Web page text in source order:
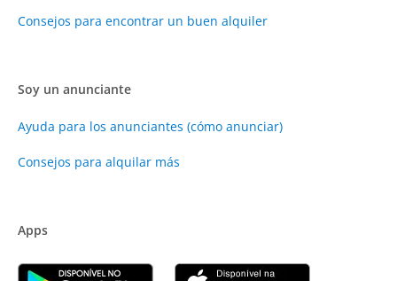
Consejos para encontrar un buen alquiler
Soy un anunciante
Ayuda para los anunciantes (cómo anunciar)
Consejos para alquilar más
Apps